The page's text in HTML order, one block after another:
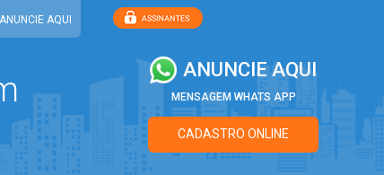
ANUNCIE AQUI
ANUNCIE AQUI
MENSAGEM WHATS APP
CADASTRO ONLINE